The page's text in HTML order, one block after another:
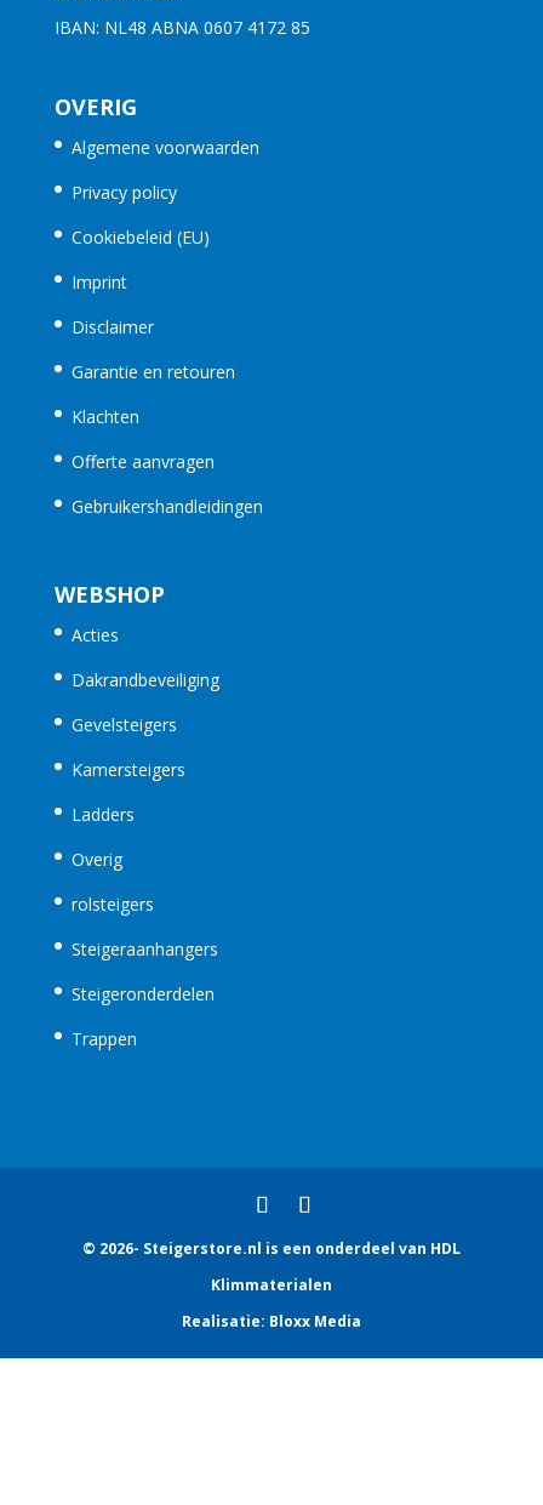
IBAN: NL48 ABNA 0607 4172 85
OVERIG
Algemene voorwaarden
Privacy policy
Cookiebeleid (EU)
Imprint
Disclaimer
Garantie en retouren
Klachten
Offerte aanvragen
Gebruikershandleidingen
WEBSHOP
Acties
Dakrandbeveiliging
Gevelsteigers
Kamersteigers
Ladders
Overig
rolsteigers
Steigeraanhangers
Steigeronderdelen
Trappen
© 2026- Steigerstore.nl is een onderdeel van HDL
Klimmaterialen
Realisatie: Bloxx Media